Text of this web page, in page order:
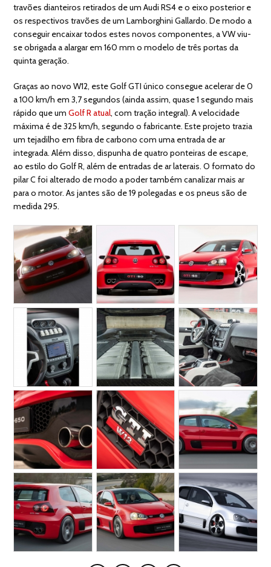
travões dianteiros retirados de um Audi RS4 e o eixo posterior e
os respectivos travões de um Lamborghini Gallardo. De modo a
conseguir encaixar todos estes novos componentes, a VW viu-
se obrigada a alargar em 160 mm o modelo de três portas da
quinta geração.
Graças ao novo W12, este Golf GTI único consegue acelerar de 0
a 100 km/h em 3,7 segundos (ainda assim, quase 1 segundo mais
rápido que umGolf R atual, com tração integral). A velocidade
máxima é de 325 km/h, segundo o fabricante. Este projeto trazia
um tejadilho em fibra de carbono com uma entrada de ar
integrada. Além disso, dispunha de quatro ponteiras de escape,
ao estilo do Golf R, além de entradas de ar laterais. O formato do
pilar C foi alterado de modo a poder também canalizar mais ar
para o motor. As jantes são de 19 polegadas e os pneus são de
medida 295.